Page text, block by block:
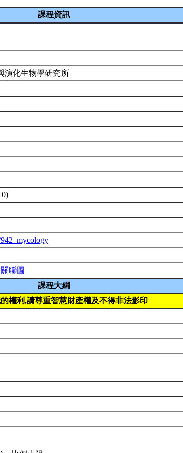
課程資訊
演化生物學研究所
聯圖
課程大綱
權利,請尊重智慧財產權及不得非法影印